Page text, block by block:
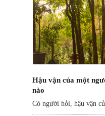
Hậu vận của một
nào
Có người hỏi, hậu vận